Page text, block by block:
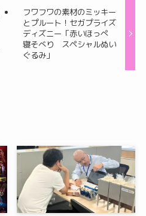
フワフワの素材のミッキー
とプルート！セガプライズ
ディズニー「赤いほっぺ
寝そべり スペシャルぬい
ぐるみ」